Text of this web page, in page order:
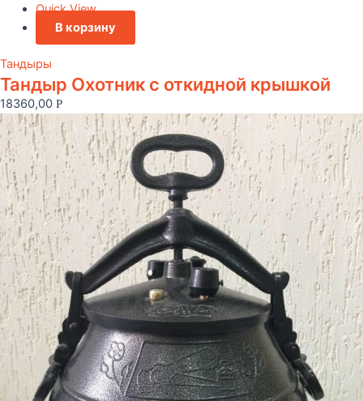
Quick View
В корзину
Тандыры
Тандыр Охотник c откидной крышкой
18360,00 Р